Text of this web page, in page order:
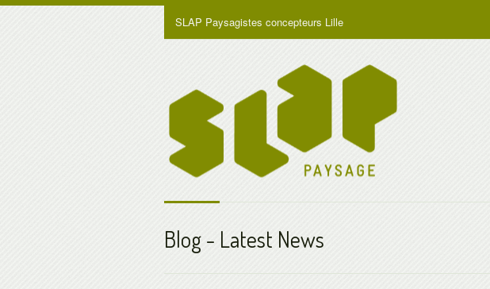
SLAP Paysagistes concepteurs Lille
Blog - Latest News